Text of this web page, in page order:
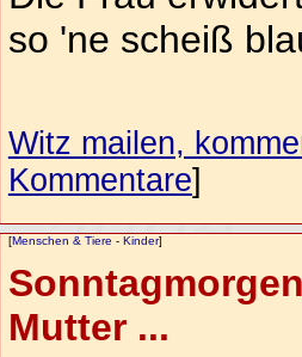
so 'ne scheiß
Witz mailen,
Kommentare]
[Menschen & Tiere - Kinder]
Mutter ...